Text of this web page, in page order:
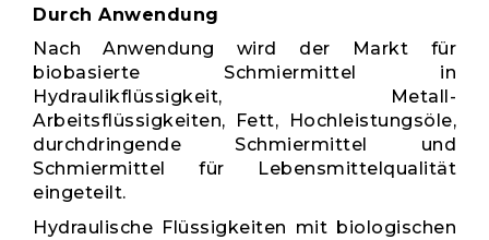
Durch Anwendung
Nach Anwendung wird der Markt für
biobasierte Schmiermittel in
Hydraulikflüssigkeit, Metall-
Arbeitsflüssigkeiten, Fett, Hochleistungsöle,
durchdringende Schmiermittel und
Schmiermittel für Lebensmittelqualität
eingeteilt.
Hydraulische Flüssigkeiten mit biologischen